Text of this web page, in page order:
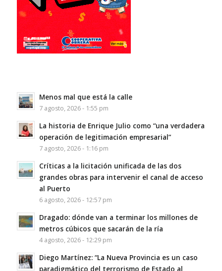
Menos mal que está la calle
7 agosto, 2026 - 1:55 pm
La historia de Enrique Julio como “una verdadera
operación de legitimación empresarial”
7 agosto, 2026 - 1:16 pm
Críticas a la licitación unificada de las dos
grandes obras para intervenir el canal de acceso
al Puerto
6 agosto, 2026 - 12:57 pm
Dragado: dónde van a terminar los millones de
metros cúbicos que sacarán de la ría
4 agosto, 2026 - 12:29 pm
Diego Martínez: “La Nueva Provincia es un caso
paradigmático del terrorismo de Estado al